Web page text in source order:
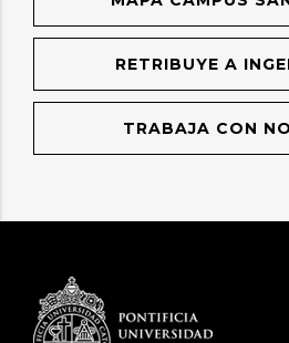
RETRIBUYE A
TRABAJA CON